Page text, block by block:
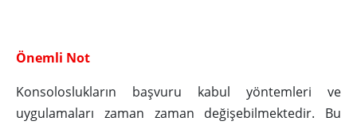
Önemli Not
Konsoloslukların başvuru kabul yöntemleri ve
uygulamaları zaman zaman değişebilmektedir. Bu